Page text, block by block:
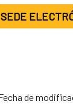
SEDE
de